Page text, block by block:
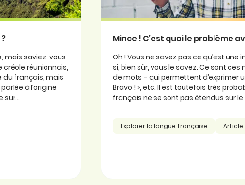
mais saviez-vous
créole réunionnais,
du français, mais
à l’origine
sur...
Mince ! C’est quoi le problème
Oh ! Vous ne savez pas ce qu’est une
si, bien sûr, vous le savez. Ce sont
de mots – qui permettent d’exprimer
Bravo ! », etc. Il est toutefois très
français ne se sont pas étendus sur le
Explorer la langue française Article